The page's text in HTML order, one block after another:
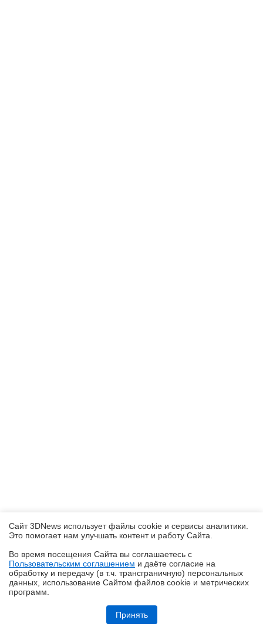
Обзор HUAWEI MatePad SE 11" (2026): тонкий металлический
планшет с раритетной начинкой
Сайт 3DNews использует файлы cookie и сервисы аналитики.
Это помогает нам улучшать контент и работу Cайта.
Во время посещения Cайта вы соглашаетесь с
Пользовательским соглашением и даёте согласие на
обработку и передачу (в т.ч. трансграничную) персональных
данных, использование Cайтом файлов cookie и метрических
программ.
Принять